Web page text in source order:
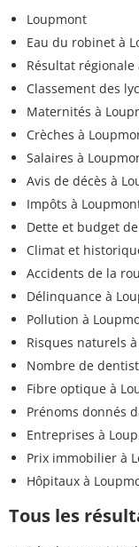
Loupmont
Eau du robinet à
Résultat
Classement des
Maternités à
Crèches à
Salaires à
Avis de décès à
Impôts à
Dette et budget
Climat et
Accidents de la
Délinquance à
Pollution à
Risques naturels
Nombre de
Fibre optique à
Prénoms donnés
Entreprises à
Prix immobilier à
Hôpitaux à
Tous les